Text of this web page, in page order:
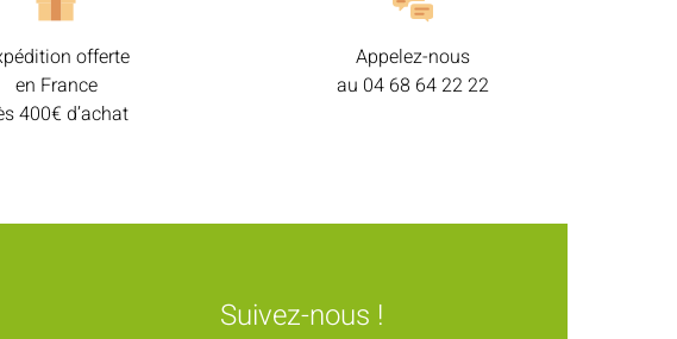
offerte
en France
400€ d’achat
Appelez-nous
au 04 68 64 22 22
Suivez-nous !